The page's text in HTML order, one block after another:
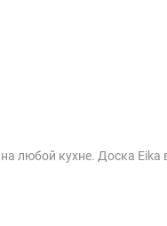
любой кухне. Доска